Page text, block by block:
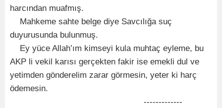
harcından muafmış.
Mahkeme sahte belge diye Savcılığa suç
duyurusunda bulunmuş.
Ey yüce Allah’ım kimseyi kula muhtaç eyleme, bu
AKP li vekil karısı gerçekten fakir ise emekli dul ve
yetimden gönderelim zarar görmesin, yeter ki harç
ödemesin.
-------------